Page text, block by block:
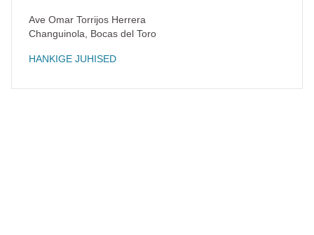
Ave Omar Torrijos Herrera
Changuinola
Bocas del Toro
HANKIGE JUHISED